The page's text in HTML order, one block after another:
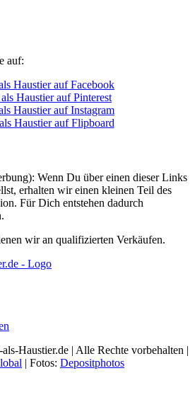
auf:
Wenn Du über einen dieser Links
erhalten wir einen kleinen Teil des
Für Dich entstehen dadurch
wir an qualifizierten Verkäufen.
Haustier.de | Alle Rechte vorbehalten |
| Fotos: Depositphotos